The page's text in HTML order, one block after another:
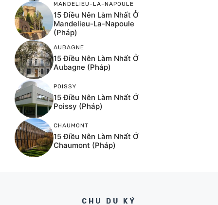
MANDELIEU-LA-NAPOULE
15 Điều Nên Làm Nhất Ở
Mandelieu-La-Napoule
(Pháp)
AUBAGNE
15 Điều Nên Làm Nhất Ở
Aubagne (Pháp)
POISSY
15 Điều Nên Làm Nhất Ở
Poissy (Pháp)
CHAUMONT
15 Điều Nên Làm Nhất Ở
Chaumont (Pháp)
CHU DU KÝ